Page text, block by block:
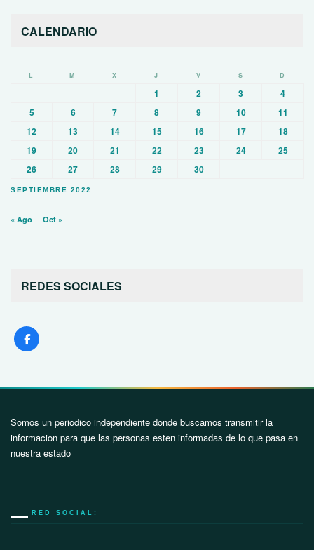
CALENDARIO
SEPTIEMBRE 2022
L M X J V S D
1 2 3
4
5
6 7 8 9 10
11
12
13 14 15 16 17
18
19
20 21 22 23 24
25
26
27 28 29 30
« Ago Oct »
REDES SOCIALES
Somos un periodico independiente donde buscamos transmitir la
informacion para que las personas esten informadas de lo que pasa en
nuestra estado
RED SOCIAL: